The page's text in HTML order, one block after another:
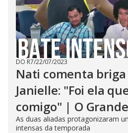
DO R7/22/07/2023
Nati comenta briga
Janielle: "Foi ela
comigo" | O
As duas aliadas protagonizaram
intensas da temporada